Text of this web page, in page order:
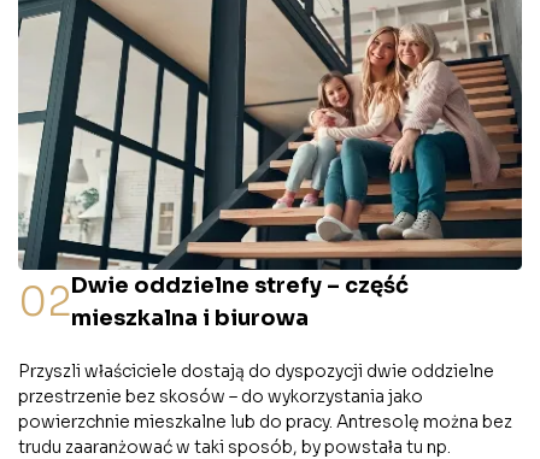
02Dwie oddzielne strefy – część
mieszkalna i biurowa
Przyszli właściciele dostają do dyspozycji dwie oddzielne
przestrzenie bez skosów – do wykorzystania jako
powierzchnie mieszkalne lub do pracy. Antresolę można bez
trudu zaaranżować w taki sposób, by powstała tu np.